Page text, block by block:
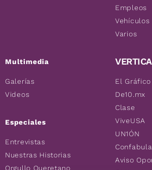
Multimedia
Galerías
Videos
Especiales
Entrevistas
Nuestras Historias
Orgullo Queretano
Empleos
Vehículos
Varios
El Gráfico
De10.mx
Clase
ViveUSA
UN1ÓN
Aviso